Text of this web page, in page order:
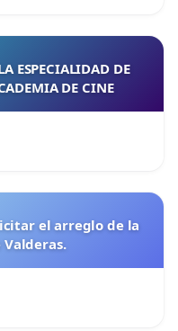
ESPECIALIDAD DE
DE CINE
el arreglo de la
Valderas.